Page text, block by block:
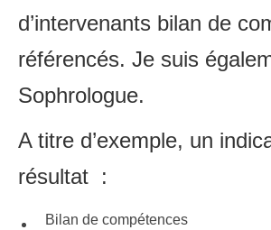
d’intervenants bilan de
référencés. Je suis
Sophrologue.
A titre d’exemple, un
résultat :
Bilan de compétences